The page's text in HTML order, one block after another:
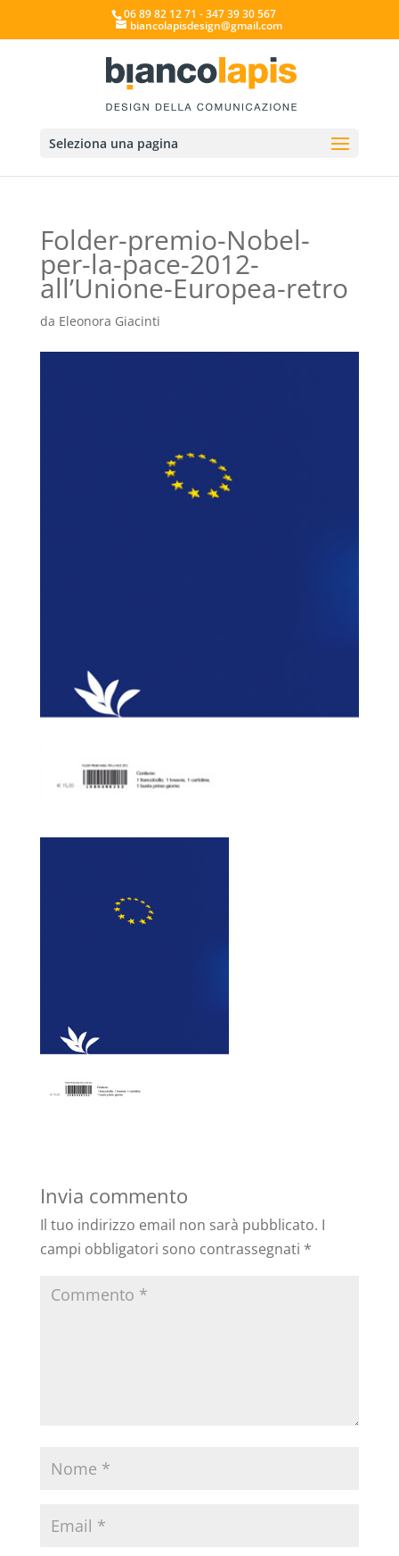
06 89 82 12 71 - 347 39 30 567
biancolapisdesign@gmail.com
Seleziona una pagina
Folder-premio-Nobel-
per-la-pace-2012-
all’Unione-Europea-retro
da Eleonora Giacinti
Invia commento
Il tuo indirizzo email non sarà pubblicato. I
campi obbligatori sono contrassegnati *